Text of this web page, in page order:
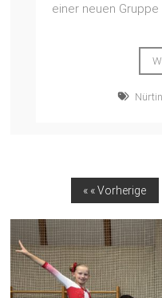
einer neuen
« « Vorherige